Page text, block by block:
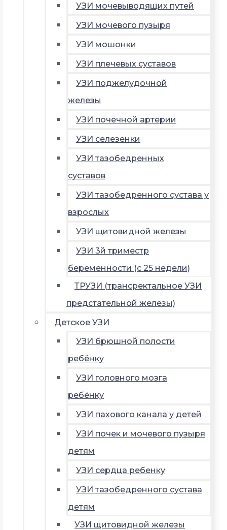
УЗИ мочевыводящих путей
УЗИ мочевого пузыря
УЗИ мошонки
УЗИ плечевых суставов
УЗИ поджелудочной
железы
УЗИ почечной артерии
УЗИ селезенки
УЗИ тазобедренных
суставов
УЗИ тазобедренного сустава у
взрослых
УЗИ щитовидной железы
УЗИ 3й триместр
беременности (с 25 недели)
ТРУЗИ (трансректальное УЗИ
предстательной железы)
Детское УЗИ
УЗИ брюшной полости
ребёнку
УЗИ головного мозга
ребёнку
УЗИ пахового канала у детей
УЗИ почек и мочевого пузыря
детям
УЗИ сердца ребенку
УЗИ тазобедренного сустава
детям
УЗИ щитовидной железы